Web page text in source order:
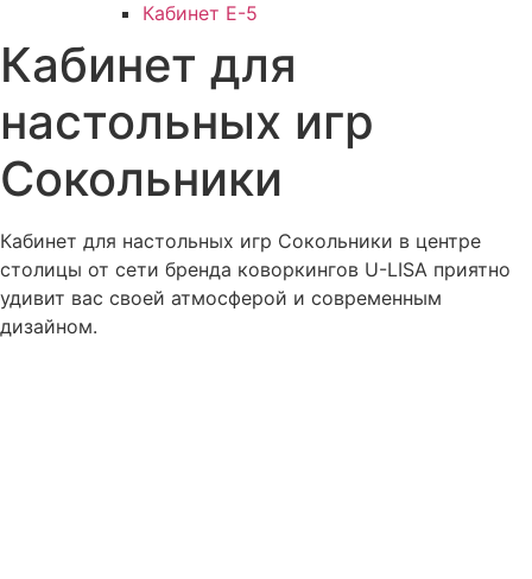
Кабинет Е-5
Кабинет для
настольных игр
Сокольники
Кабинет для настольных игр Сокольники в центре
столицы от сети бренда коворкингов U-LISA приятно
удивит вас своей атмосферой и современным
дизайном.